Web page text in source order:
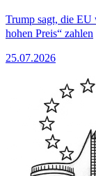
Trump sagt, die EU
hohen Preis“ zahlen
25.07.2026